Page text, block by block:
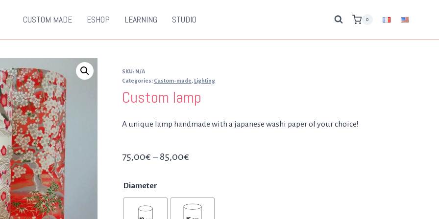
CUSTOM MADE ESHOP LEARNING STUDIO 0
SKU: N/A
Categories: Custom-made, Lighting
Custom lamp
A unique lamp handmade with a japanese washi paper of your choice!
75,00€ – 85,00€Price
through
Diameter